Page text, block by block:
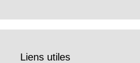
Liens utiles